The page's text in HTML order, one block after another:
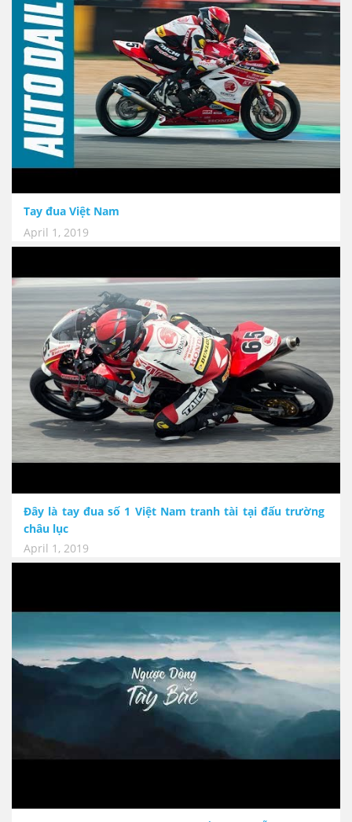
Tay đua Việt Nam
April 1, 2019
Đây là tay đua số 1 Việt Nam tranh tài tại đấu trường
châu lục
April 1, 2019